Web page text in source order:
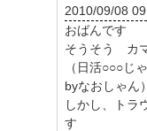
2010/09/08
おばんです
そうそう カ
（日活○○○
byなおしゃん
しかし、トラ
す